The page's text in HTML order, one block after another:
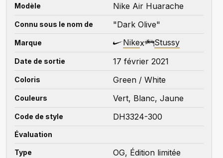
Modèle Nike Air Huarache
Connu sous le nom de "Dark Olive"
Marque Nikex Stussy
Date de sortie 17 février 2021
Coloris Green / White
Couleurs Vert, Blanc, Jaune
Code de style DH3324-300
Évaluation
Type OG, Édition limitée